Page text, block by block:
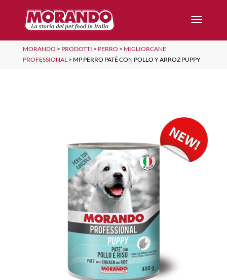
MORANDO > PRODOTTI > PERRO > MIGLIORCANE
PROFESSIONAL> MP PERRO PATÉ CON POLLO Y ARROZ PUPPY